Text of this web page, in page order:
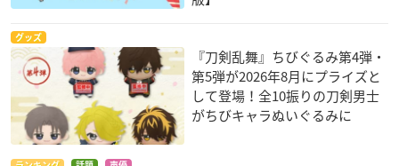
グッズ
『刀剣乱舞』ちびぐるみ第4弾・
第5弾が2026年8月にプライズと
して登場！全10振りの刀剣男士
がちびキャラぬいぐるみに